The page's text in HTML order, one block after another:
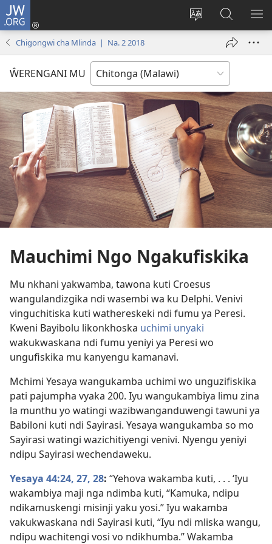
JW.ORG
Sinthani
chineneru
Sereni
(Lajula
Fufuzani
Vinthu
pa
JW.ORG
Chigongwi cha Mlinda | Na. 2 2018
ŴERENGANI MU
Mauchimi Ngo Ngakufiskika
Mu nkhani yakwamba, tawona kuti Croesus
wangulandizgika ndi wasembi wa ku Delphi. Venivi
vinguchitiska kuti wathereskeki ndi fumu ya Peresi.
Kweni Bayibolu likonkhoska uchimi unyaki
wakukwaskana ndi fumu yeniyi ya Peresi wo
ungufiskika mu kanyengu kamanavi.
Mchimi Yesaya wangukamba uchimi wo unguzifiskika
pati pajumpha vyaka 200. Iyu wangukambiya limu zina
la munthu yo watingi wazibwanganduwengi tawuni ya
Babiloni kuti ndi Sayirasi. Yesaya wangukamba so mo
Sayirasi watingi wazichitiyengi venivi. Nyengu yeniyi
ndipu Sayirasi wechendaweku.
Yesaya 44:24, 27, 28: “Yehova wakamba kuti, . . . ‘Iyu
wakambiya maji nga ndimba kuti, “Kamuka, ndipu
ndikamuskengi misinji yaku yosi.” Iyu wakamba
vakukwaskana ndi Sayirasi kuti, “Iyu ndi mliska wangu,
ndipu wachitengi vosi vo ndikhumba.” Wakamba